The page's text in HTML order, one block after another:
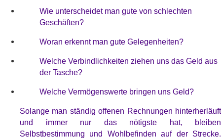
Wie unterscheidet man gute von schlechten
Geschäften?
Woran erkennt man gute Gelegenheiten?
Welche Verbindlichkeiten ziehen uns das Geld aus
der Tasche?
Welche Vermögenswerte bringen uns Geld?
Solange man ständig offenen Rechnungen hinterherläuft
und immer nur das nötigste hat, bleiben
Selbstbestimmung und Wohlbefinden auf der Strecke.